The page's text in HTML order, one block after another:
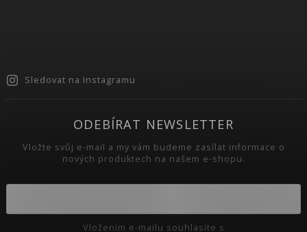
Sledovat na Instagramu
ODEBÍRAT NEWSLETTER
Vložte svůj e-mail a my vám budeme zasílat informace o
nových produktech na našem e-shopu.